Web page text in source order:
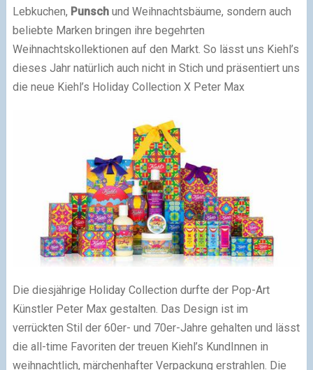
Lebkuchen, Punschund Weihnachtsbäume, sondern auch
beliebte Marken bringen ihre begehrten
Weihnachtskollektionen auf den Markt. So lässt uns Kiehl’s
dieses Jahr natürlich auch nicht in Stich und präsentiert uns
die neue Kiehl’s Holiday Collection X Peter Max
Die diesjährige Holiday Collection durfte der Pop-Art
Künstler Peter Max gestalten. Das Design ist im
verrückten Stil der 60er- und 70er-Jahre gehalten und lässt
die all-time Favoriten der treuen Kiehl’s KundInnen in
weihnachtlich, märchenhafter Verpackung erstrahlen. Die